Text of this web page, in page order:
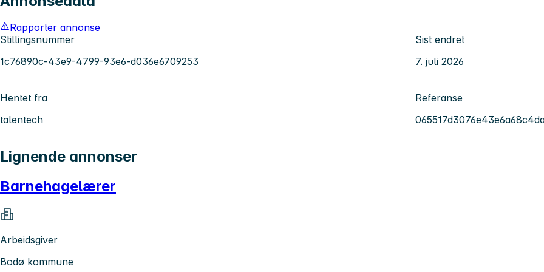
Rapporter annonse
Stillingsnummer
1c76890c-43e9-4799-93e6-d036e6709253
Sist endret
7. juli 2026
Hentet fra
talentech
Referanse
Lignende annonser
Barnehagelærer
Arbeidsgiver
Bodø kommune